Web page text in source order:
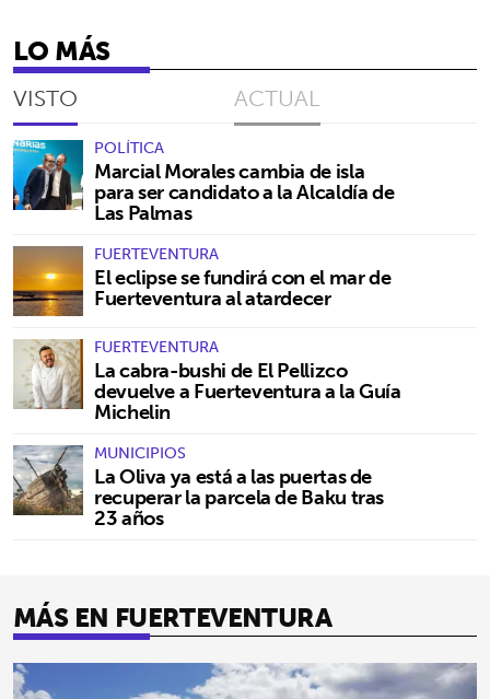
LO MÁS
VISTO ACTUAL
POLÍTICA
Marcial Morales cambia de isla
para ser candidato a la Alcaldía de
Las Palmas
FUERTEVENTURA
El eclipse se fundirá con el mar de
Fuerteventura al atardecer
FUERTEVENTURA
La cabra-bushi de El Pellizco
devuelve a Fuerteventura a la Guía
Michelin
MUNICIPIOS
La Oliva ya está a las puertas de
recuperar la parcela de Baku tras
23 años
MÁS EN FUERTEVENTURA